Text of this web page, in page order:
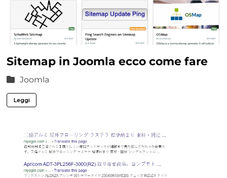
Sitemap in Joomla ecco come fare
Joomla
Leggi